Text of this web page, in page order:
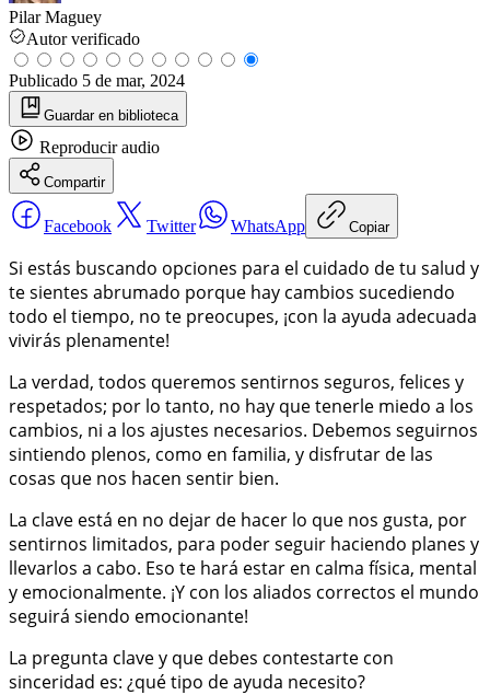
Pilar Maguey
Autor verificado
Publicado 5 de mar, 2024
Guardar en biblioteca
Reproduciraudio
Compartir
Facebook Twitter WhatsApp Copiar
Si estás buscando opciones para el cuidado de tu salud y
te sientes abrumado porque hay cambios sucediendo
todo el tiempo, no te preocupes, ¡con la ayuda adecuada
vivirás plenamente!
La verdad, todos queremos sentirnos seguros, felices y
respetados; por lo tanto, no hay que tenerle miedo a los
cambios, ni a los ajustes necesarios. Debemos seguirnos
sintiendo plenos, como en familia, y disfrutar de las
cosas que nos hacen sentir bien.
La clave está en no dejar de hacer lo que nos gusta, por
sentirnos limitados, para poder seguir haciendo planes y
llevarlos a cabo. Eso te hará estar en calma física, mental
y emocionalmente. ¡Y con los aliados correctos el mundo
seguirá siendo emocionante!
La pregunta clave y que debes contestarte con
sinceridad es: ¿qué tipo de ayuda necesito?